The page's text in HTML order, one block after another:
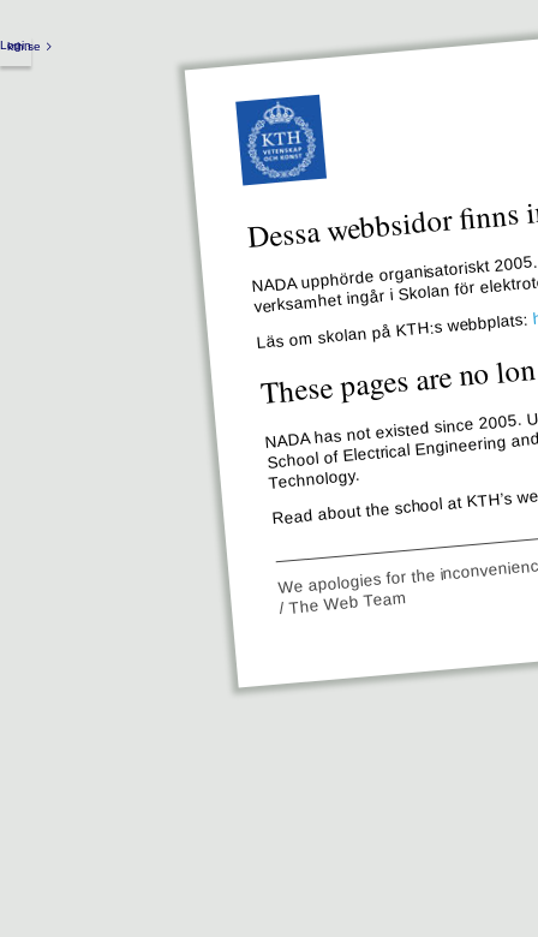
kth.se
Login
Dessa webbsidor
NADA upphörde organisatoriskt
verksamhet ingår i Skolan för
Läs om skolan på KTH:s webbplats:
These pages are no
NADA has not existed since
School of Electrical Engineering
Technology.
Read about the school at KTH’s
We apologies for the
/ The Web Team